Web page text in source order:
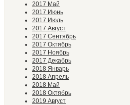
2017 Май
2017 Июнь
2017 Июль
2017 Август
2017 Сентябрь
2017 Октябрь
2017 Ноябрь
2017 Декабрь
2018 Январь
2018 Апрель
2018 Май
2018 Октябрь
2019 Август